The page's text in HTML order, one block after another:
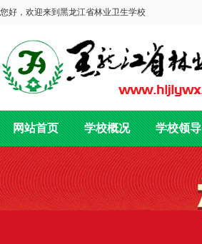
您好，欢迎来到黑龙江省林业卫生学校
网站首页 学校概况 学校领导